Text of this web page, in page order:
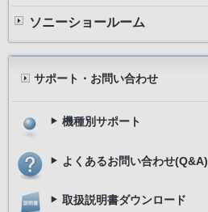
ソニーショールーム
サポート・お問い合わせ
機種別サポート
よくあるお問い合わせ(Q&A)
取扱説明書ダウンロード